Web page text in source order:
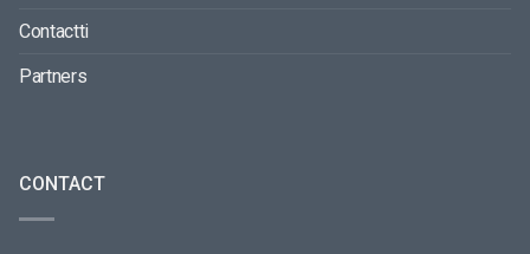
Contactti
Partners
CONTACT